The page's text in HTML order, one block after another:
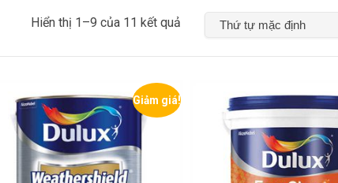
Hiển thị 1–9 của 11 kết quả
Giảm giá!